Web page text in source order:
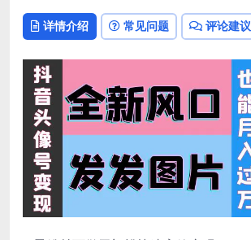
详情介绍 常见问题 评论建议